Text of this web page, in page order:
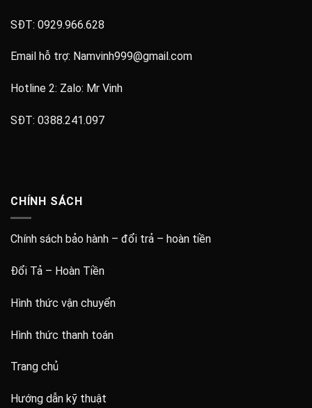
SĐT: 0929.966.628
Email hỗ trợ: Namvinh999@gmail.com
Hotline 2: Zalo: Mr Vinh
SĐT: 0388.241.097
CHÍNH SÁCH
Chính sách bảo hành – đổi trả – hoàn tiền
Đổi Tả – Hoàn Tiền
Hình thức vận chuyển
Hình thức thanh toán
Trang chủ
Hướng dẫn kỹ thuật